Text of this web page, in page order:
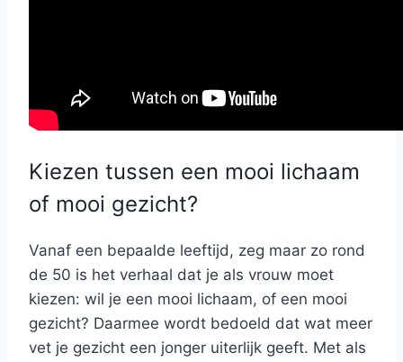
Kiezen tussen een mooi lichaam
of mooi gezicht?
Vanaf een bepaalde leeftijd, zeg maar zo rond
de 50 is het verhaal dat je als vrouw moet
kiezen: wil je een mooi lichaam, of een mooi
gezicht? Daarmee wordt bedoeld dat wat meer
vet je gezicht een jonger uiterlijk geeft. Met als